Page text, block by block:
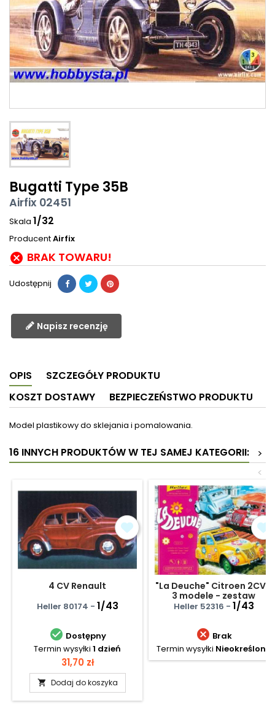
Bugatti Type 35B
Airfix 02451
Skala 1/32
ProducentAirfix
 BRAK TOWARU!
Udostępnij
Napisz recenzję
OPIS
SZCZEGÓŁY PRODUKTU
KOSZT DOSTAWY
BEZPIECZEŃSTWO PRODUKTU
Model plastikowy do sklejania i pomalowania.
16 INNYCH PRODUKTÓW W TEJ SAMEJ KATEGORII:
>
<
4 CV Renault
Heller 80174 - 1/43
 Dostępny
Termin wysyłki 1 dzień
Cena
31,70 zł
 Dodaj do koszyka
"La Deuche" Citroen 2CV -
3 modele - zestaw
podarunkowy
Heller 52316 - 1/43
 Brak
Termin wysyłki Nieokreślony